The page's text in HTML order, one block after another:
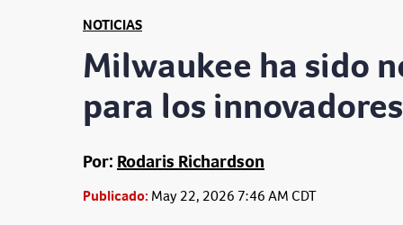
NOTICIAS
Milwaukee ha sido
para los
Por: Rodaris Richardson
Publicado: May 22, 2026 7:46 AM CDT